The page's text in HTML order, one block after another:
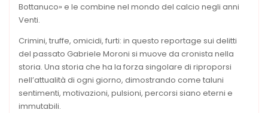
Bottanuco» e le combine nel mondo del calcio negli anni
Venti.
Crimini, truffe, omicidi, furti: in questo reportage sui delitti
del passato Gabriele Moroni si muove da cronista nella
storia. Una storia che ha la forza singolare di riproporsi
nell’attualità di ogni giorno, dimostrando come taluni
sentimenti, motivazioni, pulsioni, percorsi siano eterni e
immutabili.